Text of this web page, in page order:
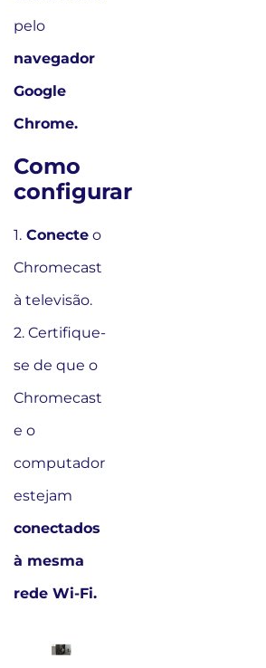
pelo
navegador
Google
Chrome.
Como
configurar
1. Conecte o
Chromecast
à televisão.
2. Certifique-
se de que o
Chromecast
e o
computador
estejam
conectados
à mesma
rede Wi-Fi.